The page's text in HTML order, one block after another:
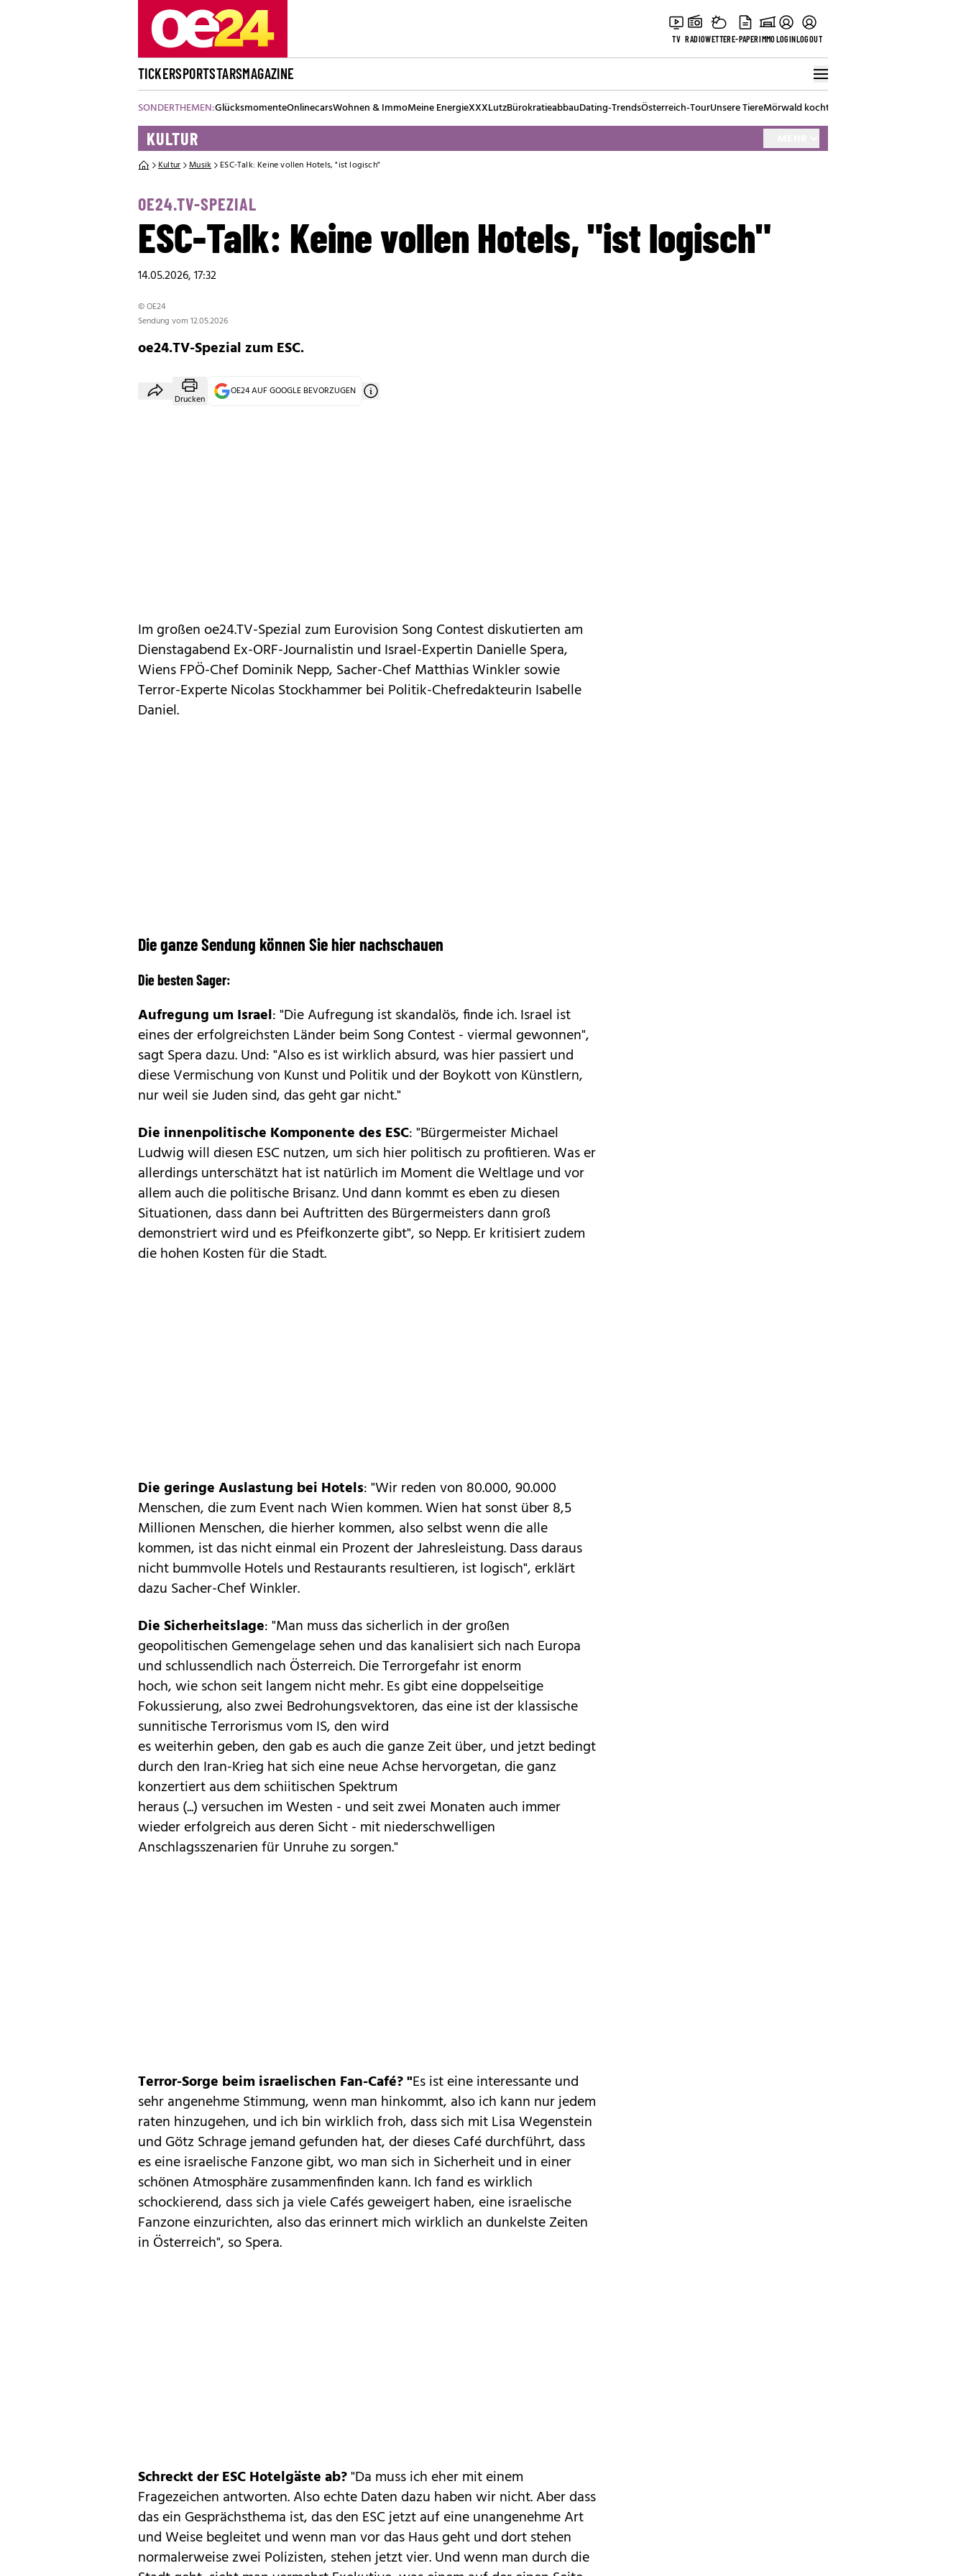
TV RADIOWETTERE-PAPERIMMOLOGINLOGOUT
TICKERSPORTSTARSMAGAZINE
SONDERTHEMEN:GlücksmomenteOnlinecarsWohnen & ImmoMeine EnergieXXXLutzBürokratieabbauDating-TrendsÖsterreich-TourUnsere TiereMörwald kocht
KULTUR
Kultur Musik ESC-Talk: Keine vollen Hotels, "ist logisch"
OE24.TV-SPEZIAL
ESC-Talk: Keine vollen Hotels, "ist logisch"
14.05.2026, 17:32
© OE24
Sendung vom 12.05.2026
oe24.TV-Spezial zum ESC.
Drucken
OE24 AUF GOOGLE BEVORZUGEN
Im großen oe24.TV-Spezial zum Eurovision Song Contest diskutierten am
Dienstagabend Ex-ORF-Journalistin und Israel-Expertin Danielle Spera,
Wiens FPÖ-Chef Dominik Nepp, Sacher-Chef Matthias Winkler sowie
Terror-Experte Nicolas Stockhammer bei Politik-Chefredakteurin Isabelle
Daniel.
Die ganze Sendung können Sie hier nachschauen
Die besten Sager:
Aufregung um Israel: "Die Aufregung ist skandalös, finde ich. Israel ist
eines der erfolgreichsten Länder beim Song Contest - viermal gewonnen",
sagt Spera dazu. Und: "Also es ist wirklich absurd, was hier passiert und
diese Vermischung von Kunst und Politik und der Boykott von Künstlern,
nur weil sie Juden sind, das geht gar nicht."
Die innenpolitische Komponente des ESC: "Bürgermeister Michael
Ludwig will diesen ESC nutzen, um sich hier politisch zu profitieren. Was er
allerdings unterschätzt hat ist natürlich im Moment die Weltlage und vor
allem auch die politische Brisanz. Und dann kommt es eben zu diesen
Situationen, dass dann bei Auftritten des Bürgermeisters dann groß
demonstriert wird und es Pfeifkonzerte gibt", so Nepp. Er kritisiert zudem
die hohen Kosten für die Stadt.
Die geringe Auslastung bei Hotels: "Wir reden von 80.000, 90.000
Menschen, die zum Event nach Wien kommen. Wien hat sonst über 8,5
Millionen Menschen, die hierher kommen, also selbst wenn die alle
kommen, ist das nicht einmal ein Prozent der Jahresleistung. Dass daraus
nicht bummvolle Hotels und Restaurants resultieren, ist logisch", erklärt
dazu Sacher-Chef Winkler.
Die Sicherheitslage: "Man muss das sicherlich in der großen
geopolitischen Gemengelage sehen und das kanalisiert sich nach Europa
und schlussendlich nach Österreich. Die Terrorgefahr ist enorm
hoch, wie schon seit langem nicht mehr. Es gibt eine doppelseitige
Fokussierung, also zwei Bedrohungsvektoren, das eine ist der klassische
sunnitische Terrorismus vom IS, den wird
es weiterhin geben, den gab es auch die ganze Zeit über, und jetzt bedingt
durch den Iran-Krieg hat sich eine neue Achse hervorgetan, die ganz
konzertiert aus dem schiitischen Spektrum
heraus (...) versuchen im Westen - und seit zwei Monaten auch immer
wieder erfolgreich aus deren Sicht - mit niederschwelligen
Anschlagsszenarien für Unruhe zu sorgen."
Terror-Sorge beim israelischen Fan-Café? "Es ist eine interessante und
sehr angenehme Stimmung, wenn man hinkommt, also ich kann nur jedem
raten hinzugehen, und ich bin wirklich froh, dass sich mit Lisa Wegenstein
und Götz Schrage jemand gefunden hat, der dieses Café durchführt, dass
es eine israelische Fanzone gibt, wo man sich in Sicherheit und in einer
schönen Atmosphäre zusammenfinden kann. Ich fand es wirklich
schockierend, dass sich ja viele Cafés geweigert haben, eine israelische
Fanzone einzurichten, also das erinnert mich wirklich an dunkelste Zeiten
in Österreich", so Spera.
Schreckt der ESC Hotelgäste ab?"Da muss ich eher mit einem
Fragezeichen antworten. Also echte Daten dazu haben wir nicht. Aber dass
das ein Gesprächsthema ist, das den ESC jetzt auf eine unangenehme Art
und Weise begleitet und wenn man vor das Haus geht und dort stehen
normalerweise zwei Polizisten, stehen jetzt vier. Und wenn man durch die